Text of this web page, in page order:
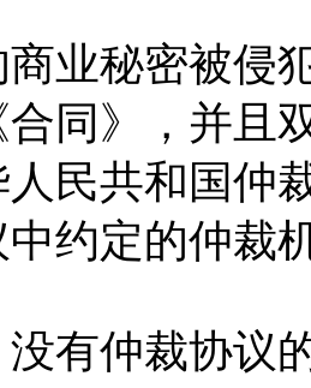
秘密被侵犯
同》，并且
民共和国仲
约定的仲裁
仲裁协议的